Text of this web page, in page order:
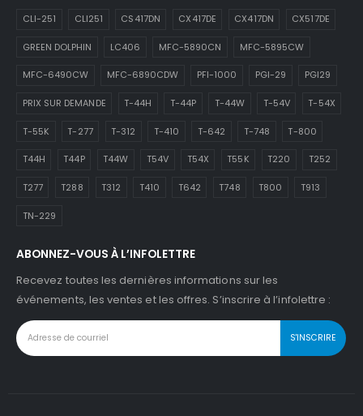
CLI-251 CLI251 CS417DN CX417DE CX417DN CX517DE
GREEN DOLPHIN LC406 MFC-5890CN MFC-5895CW
MFC-6490CW MFC-6890CDW PFI-1000 PGI-29 PGI29
PRIX SUR DEMANDE T-44H T-44P T-44W T-54V T-54X
T-55K T-277 T-312 T-410 T-642 T-748 T-800
T44H T44P T44W T54V T54X T55K T220 T252
T277 T288 T312 T410 T642 T748 T800 T913
TN-229
ABONNEZ-VOUS À L’INFOLETTRE
Recevez toutes les dernières informations sur les
événements, les ventes et les offres. S’inscrire à l’infolettre :